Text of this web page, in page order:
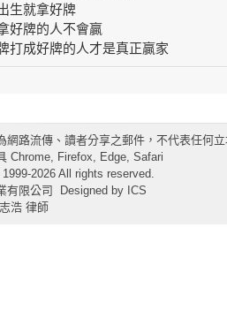
生就拿好牌
好牌的人不會贏
打成好牌的人才是真正贏家
網路流傳、讀者分享之郵件，不代表任何
Chrome, Firefox, Edge, Safari
2026 All rights reserved.
有限公司
Designed by ICS
浩 律師